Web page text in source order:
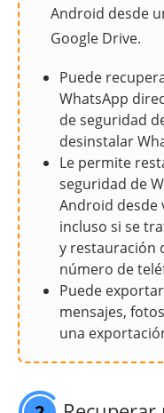
Android desde
Google Drive.
Puede
WhatsApp
de seguridad
desinstalar
Le permite
seguridad de
Android desde
incluso si se
y restauración
número de
Puede
mensajes,
una